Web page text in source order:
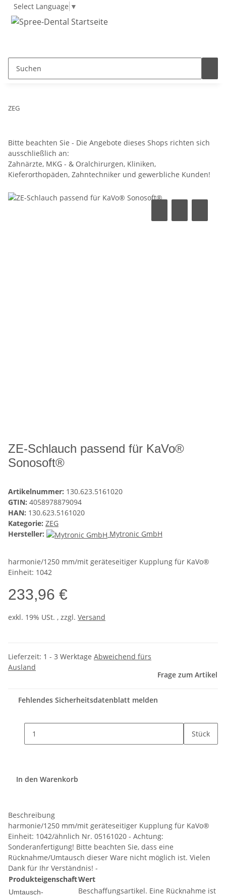
Select Language ▼
ZEG
Bitte beachten Sie - Die Angebote dieses Shops richten sich
ausschließlich an:
Zahnärzte, MKG - & Oralchirurgen, Kliniken,
Kieferorthopäden, Zahntechniker und gewerbliche Kunden!
ZE-Schlauch passend für KaVo®
Sonosoft®
Artikelnummer: 130.623.5161020
GTIN: 4058978879094
HAN: 130.623.5161020
Kategorie: ZEG
Hersteller:
Mytronic GmbH
harmonie/1250 mm/mit geräteseitiger Kupplung für KaVo®
Einheit: 1042
233,96 €
exkl. 19% USt. , zzgl. Versand
Lieferzeit: 1 - 3 Werktage Abweichend fürs
Ausland
Frage zum Artikel
Fehlendes Sicherheitsdatenblatt melden
Stück
In den Warenkorb
Beschreibung
harmonie/1250 mm/mit geräteseitiger Kupplung für KaVo®
Einheit: 1042/ähnlich Nr. 05161020 - Achtung:
Sonderanfertigung! Bitte beachten Sie, dass eine
Rücknahme/Umtausch dieser Ware nicht möglich ist. Vielen
Dank für Ihr Verständnis! -
ProdukteigenschaftWert
Umtausch-
Beschaffungsartikel. Eine Rücknahme ist